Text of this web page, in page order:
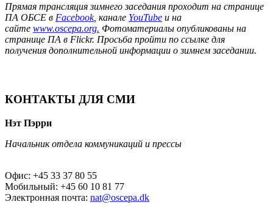
Прямая трансляция зимнего заседания проходит на странице
ПА ОБСЕ в Facebook, канале YouTube и на
сайте www.oscepa.org. Фотоматериалы опубликованы на
странице ПА в Flickr. Просьба пройти по ссылке для
получения дополнительной информации о зимнем заседании.
КОНТАКТЫ ДЛЯ СМИ
Нэт Пэрри
Начальник отдела коммуникаций и прессы
Офис: +45 33 37 80 55
Мобильный: +45 60 10 81 77
Электронная почта: nat@oscepa.dk